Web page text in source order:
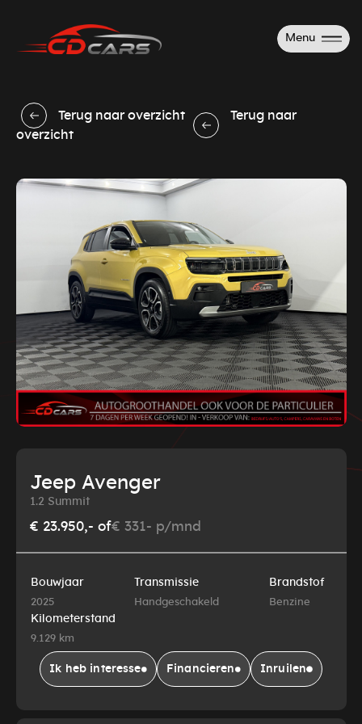
Menu
Terug naar overzicht
Terug naar
overzicht
Jeep Avenger
1.2 Summit
€ 23.950,- of€ 331- p/mnd
Bouwjaar
2025
Transmissie
Handgeschakeld
Brandstof
Benzine
Kilometerstand
9.129 km
Ik heb interesse Financieren Inruilen